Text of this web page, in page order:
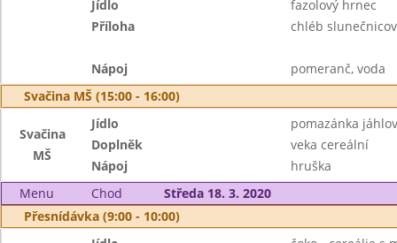
Jídlo
fazolový hrnec
Příloha
chléb
Nápoj
pomeranč, voda
Svačina MŠ (15:00 - 16:00)
Svačina
MŠ
Jídlo
pomazánka
Doplněk
veka cereální
Nápoj
hruška
Menu
Chod
Středa 18. 3. 2020
Přesnídávka (9:00 - 10:00)